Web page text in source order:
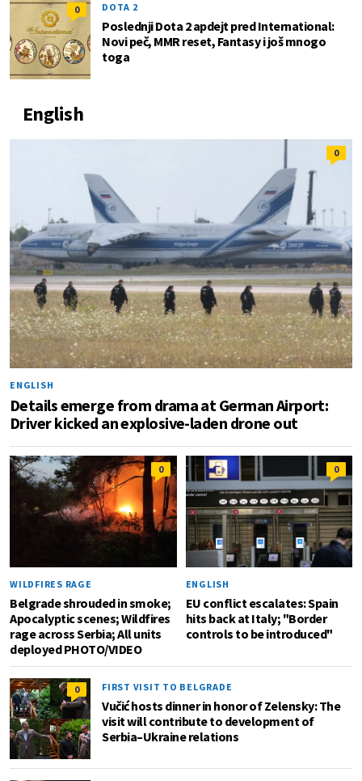
0 DOTA 2
Poslednji Dota 2 apdejt pred International:
Novi peč, MMR reset, Fantasy i još mnogo
toga
English
0
ENGLISH
Details emerge from drama at German Airport:
Driver kicked an explosive-laden drone out
0
WILDFIRES RAGE
Belgrade shrouded in smoke;
Apocalyptic scenes; Wildfires
rage across Serbia; All units
deployed PHOTO/VIDEO
0
ENGLISH
EU conflict escalates: Spain
hits back at Italy; "Border
controls to be introduced"
0 FIRST VISIT TO BELGRADE
Vučić hosts dinner in honor of Zelensky: The
visit will contribute to development of
Serbia–Ukraine relations